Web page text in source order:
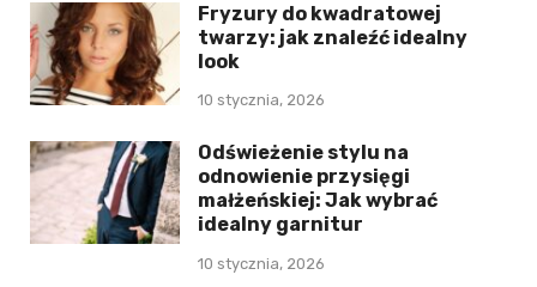
Fryzury do kwadratowej
twarzy: jak znaleźć idealny
look
10 stycznia, 2026
Odświeżenie stylu na
odnowienie przysięgi
małżeńskiej: Jak wybrać
idealny garnitur
10 stycznia, 2026